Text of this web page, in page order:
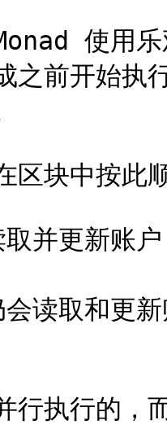
使用
之前开始执
区块中按此
并更新账
读取和更
行执行的